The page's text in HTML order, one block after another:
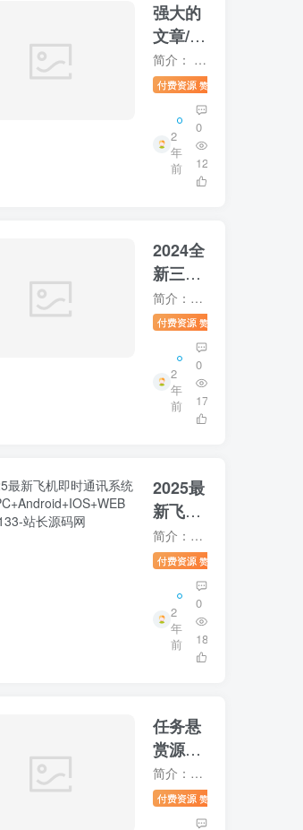
2024全新三天情侣系统源码H5版本 附搭建教程8134
强大的
文章/社
区/自媒
体客户
端源码
分享 可
打包
app 支
简介： RuleAPP1.4.4更新来袭，收费阅读，富文本创作强大的文章/社区/自媒体客户端，支持打包为安卓，苹果，小程序。包括文章模块，用户模块，支付模块，聊天模块，商城模块等基础功能，包含VI...
付费资源 赞助
2
年
前
0
128
2024全
新三天
情侣系
统源码
H5版本
附搭建
教程
8134
简介：2024全新三天情侣系统源码H5版本 附搭建教程最新脱离公众号版本，使用短信宝短信登入，支付对接易支付，方便接入，自动匹配成功，由短信通知程序特色1：可以设置男生收费，女生免费。（避...
付费资源 赞助
2
年
前
0
179
2025最
新飞机
即时通
讯系统
四端
8133
简介：2023最新飞机即时通讯系统源码 PC+Android+IOS+WEB四端 经过测试 刚开始搭建可以发消息 过一会服务器就崩了 有些接口不太会对接 你们有能力自己拿去修复 特此声明：本软件或源代码...
付费资源 赞助
2
年
前
0
187
任务悬
赏源码
活动营
销三级
分销返
简介：任务悬赏源码活动营销三级分销返佣积分商城版 这个是带有VUE源码的搭建也是很简单可生成APP功能说明：分销功能：用户拉新用户做任务可以获取任务返佣，三级分销逻辑。用户拉新会员可以获...
付费资源 赞助